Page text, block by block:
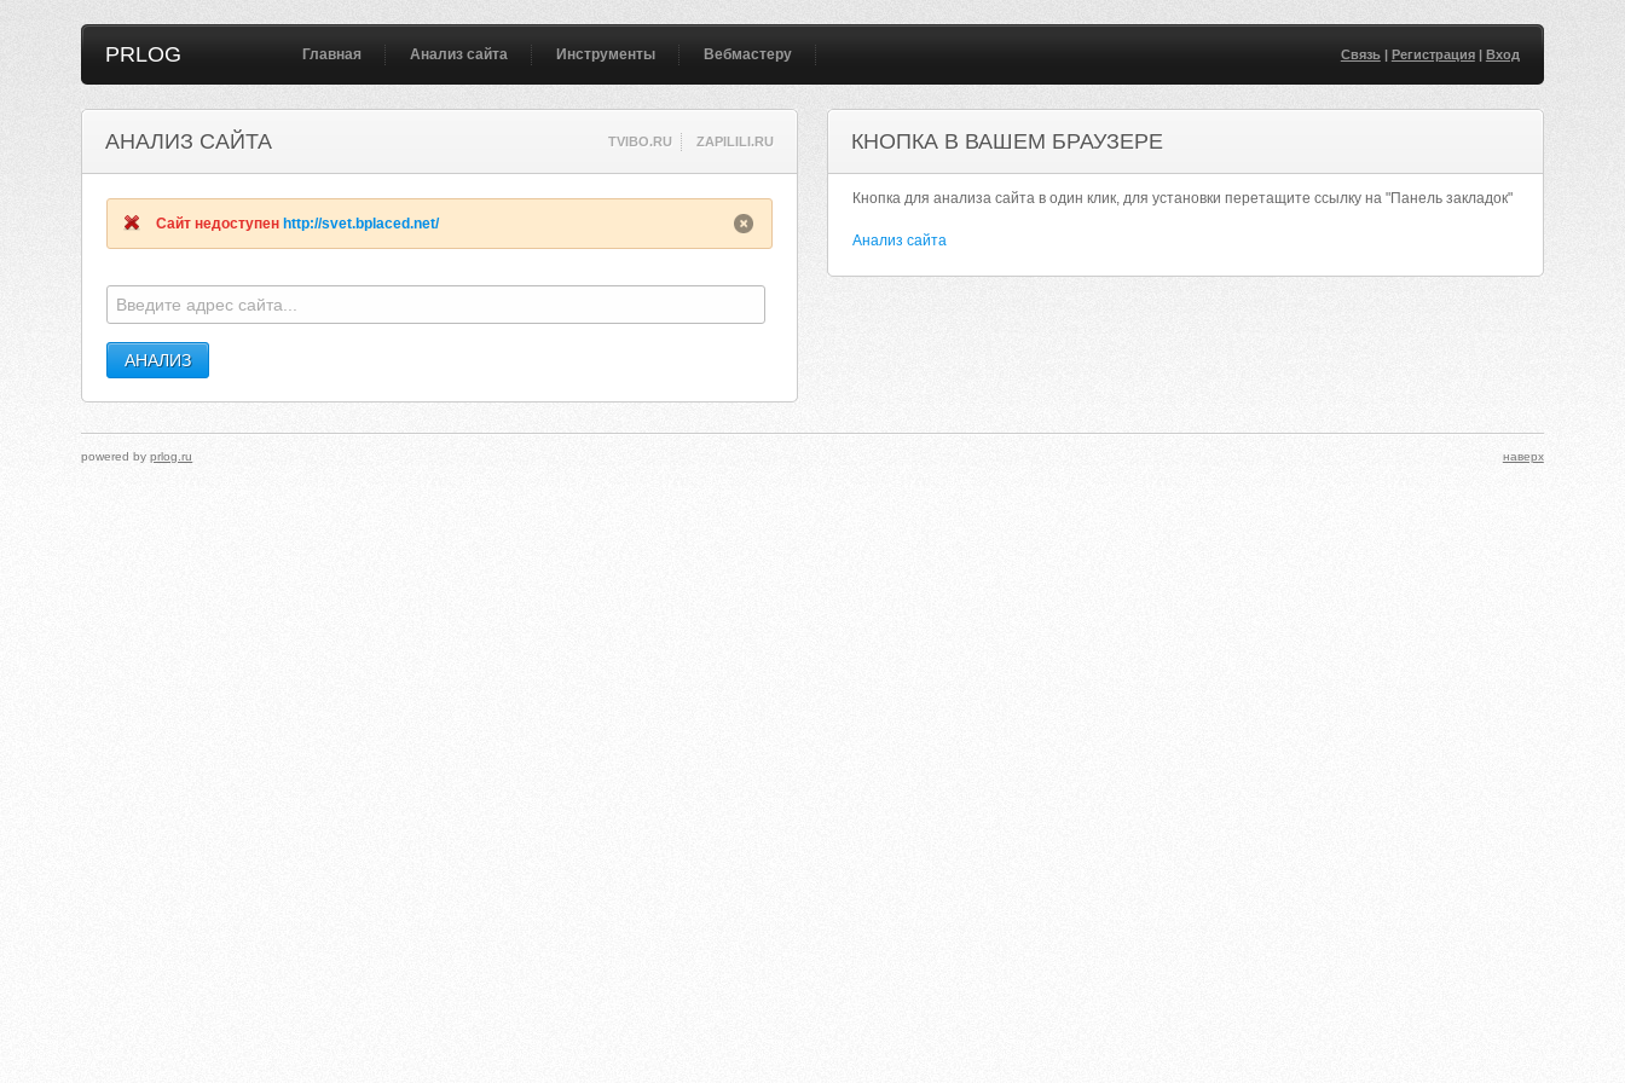
PRLOG Главная Анализ сайта Инструменты Вебмастеру Связь| Регистрация| Вход
АНАЛИЗ САЙТА TVIBO.RU ZAPILILI.RU
Сайт недоступен http://svet.bplaced.net/
КНОПКА В ВАШЕМ БРАУЗЕРЕ
Кнопка для анализа сайта в один клик, для установки перетащите ссылку на "Панель закладок"
Анализ сайта
powered byprlog.ru наверх